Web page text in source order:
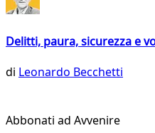
Delitti, paura, sicurezza e
di Leonardo Becchetti
Abbonati ad Avvenire